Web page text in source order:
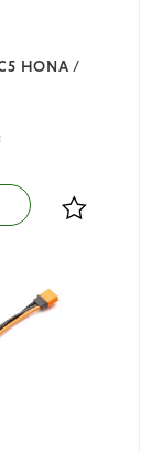
HONA /
Lägg till i